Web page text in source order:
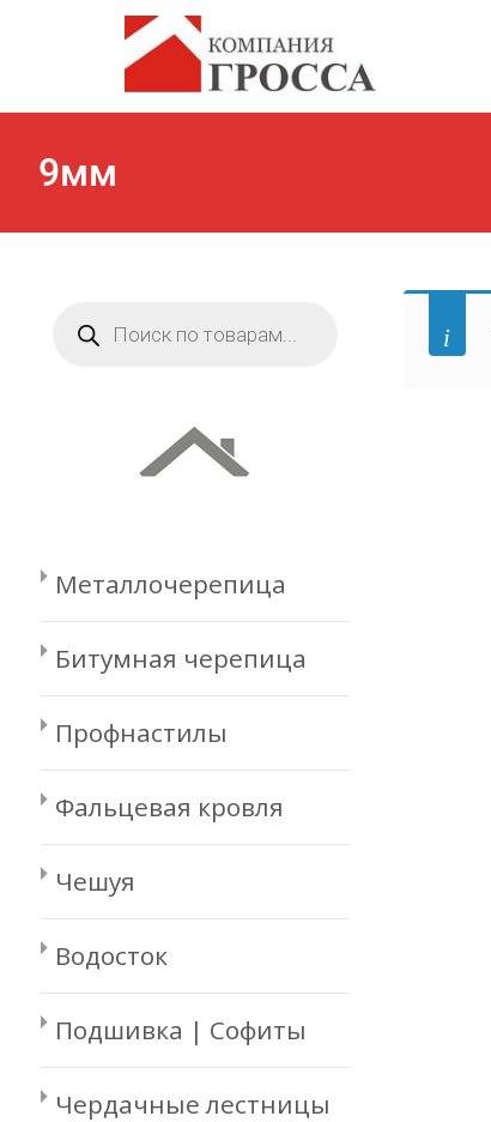
9мм
товаров
Металлочерепица
Битумная черепица
Профнастилы
Фальцевая кровля
Чешуя
Водосток
Подшивка | Софиты
Чердачные лестницы